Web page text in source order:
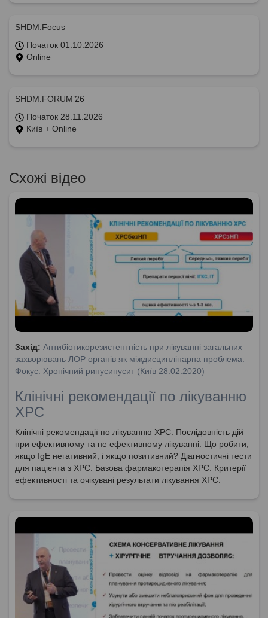
SHDM.Focus
Початок 01.10.2026
Online
SHDM.FORUM’26
Початок 28.11.2026
Київ + Online
Схожі відео
Захід: Антибіотикорезистентність при лікуванні загальних
захворювань ЛОР органів як міждисциплінарна проблема.
Фокус: Хронічний ринусинусит (Київ 28.02.2020)
Клінічні рекомендації по лікуванню
ХРС
Клінічні рекомендації по лікуванню ХРС. Послідовність дій
при ефективному та не ефективному лікуванні. Що робити,
якщо IgE негативний, і якщо позитивний? Діагностичні тести
для пацієнта з ХРС. Базова фармакотерапія ХРС. Критерії
ефективності та очікувані результати лікування ХРС.